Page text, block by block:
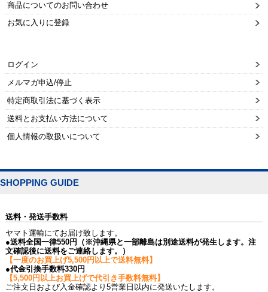
商品についてのお問い合わせ
お気に入りに登録
ログイン
メルマガ申込/停止
特定商取引法に基づく表示
送料とお支払い方法について
個人情報の取扱いについて
SHOPPING GUIDE
送料・発送手数料
ヤマト運輸にてお届け致します。
●送料全国一律550円（※沖縄県と一部離島は別途送料が発生します。注
文確認後に送料をご連絡します。）
【一度のお買上げ5,500円以上で送料無料】
●代金引換手数料330円
【5,500円以上お買上げで代引き手数料無料】
ご注文日および入金確認より5営業日以内に発送いたします。